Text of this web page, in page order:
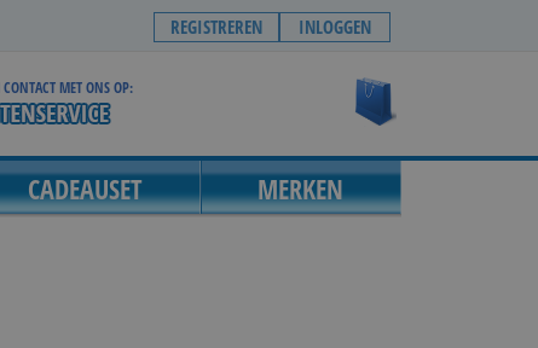
REGISTREREN INLOGGEN
MET ONS OP:
CADEAUSET MERKEN